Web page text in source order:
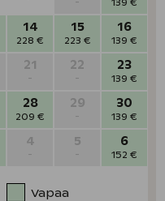
14
228 €
15
223 €
16
139 €
21
-
22
-
23
139 €
28
209 €
29
-
30
139 €
4
-
5
-
6
152 €
Vapaa